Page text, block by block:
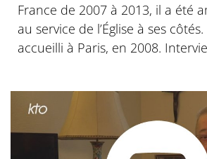
France de 2007 à 2013, il a été
au service de l’Église à ses côtés.
accueilli à Paris, en 2008.